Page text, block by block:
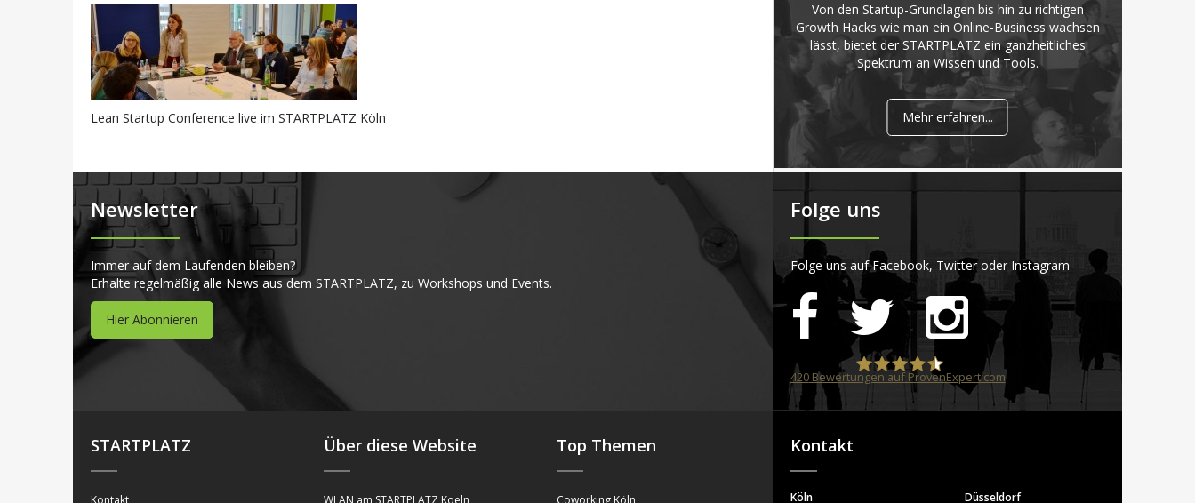
Lean Startup Conference live im STARTPLATZ Köln
Von den Startup-Grundlagen bis hin zu richtigen
Growth Hacks wie man ein Online-Business wachsen
lässt, bietet der STARTPLATZ ein ganzheitliches
Spektrum an Wissen und Tools.
Mehr erfahren...
Newsletter
Immer auf dem Laufenden bleiben?
Erhalte regelmäßig alle News aus dem STARTPLATZ, zu Workshops und Events.
Hier Abonnieren
Folge uns
Folge uns auf Facebook, Twitter oder Instagram
STARTPLATZ
420Bewertungen auf ProvenExpert.com
STARTPLATZ
Kontakt
Über diese Website
WLAN am STARTPLATZ Koeln
Top Themen
Coworking Köln
Kontakt
Köln
Düsseldorf